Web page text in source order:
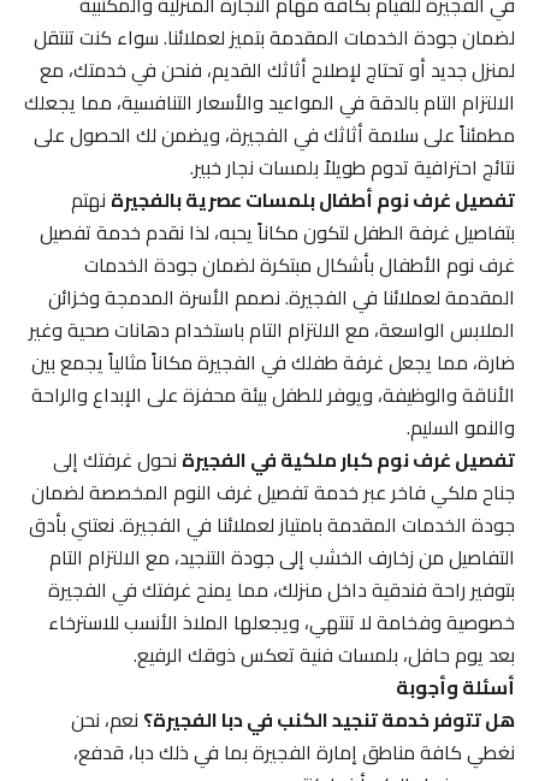
لضمان جودة الخدمات المقدمة بتميز لعملائنا. سواء كنت تنتقل
لمنزل جديد أو تحتاج لإصلاح أثاثك القديم، فنحن في خدمتك، مع
الالتزام التام بالدقة في المواعيد والأسعار التنافسية، مما يجعلك
مطمئناً على سلامة أثاثك في الفجيرة، ويضمن لك الحصول على
نتائج احترافية تدوم طويلاً بلمسات نجار خبير.
تفصيل غرف نوم أطفال بلمسات عصرية بالفجيرةنهتم
بتفاصيل غرفة الطفل لتكون مكاناً يحبه، لذا نقدم خدمة تفصيل
غرف نوم الأطفال بأشكال مبتكرة لضمان جودة الخدمات
المقدمة لعملائنا في الفجيرة. نصمم الأسرة المدمجة وخزائن
الملابس الواسعة، مع الالتزام التام باستخدام دهانات صحية وغير
ضارة، مما يجعل غرفة طفلك في الفجيرة مكاناً مثالياً يجمع بين
الأناقة والوظيفة، ويوفر للطفل بيئة محفزة على الإبداع والراحة
والنمو السليم.
تفصيل غرف نوم كبار ملكية في الفجيرةنحول غرفتك إلى
جناح ملكي فاخر عبر خدمة تفصيل غرف النوم المخصصة لضمان
جودة الخدمات المقدمة بامتياز لعملائنا في الفجيرة. نعتني بأدق
التفاصيل من زخارف الخشب إلى جودة التنجيد، مع الالتزام التام
بتوفير راحة فندقية داخل منزلك، مما يمنح غرفتك في الفجيرة
خصوصية وفخامة لا تنتهي، ويجعلها الملاذ الأنسب للاسترخاء
بعد يوم حافل، بلمسات فنية تعكس ذوقك الرفيع.
أسئلة وأجوبة
هل تتوفر خدمة تنجيد الكنب في دبا الفجيرة؟نعم، نحن
نغطي كافة مناطق إمارة الفجيرة بما في ذلك دبا، قدفع،